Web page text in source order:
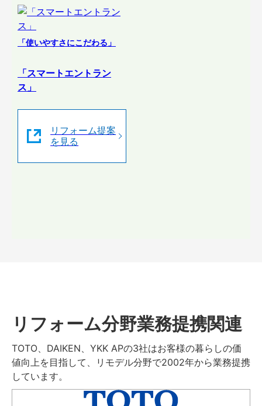
「使いやすさにこだわる」
「スマートエントラン
ス」
リフォーム提案
を見る
リフォーム分野業務提携関連
TOTO、DAIKEN、YKK APの3社はお客様の暮らしの価
値向上を目指して、リモデル分野で2002年から業務提携
しています。